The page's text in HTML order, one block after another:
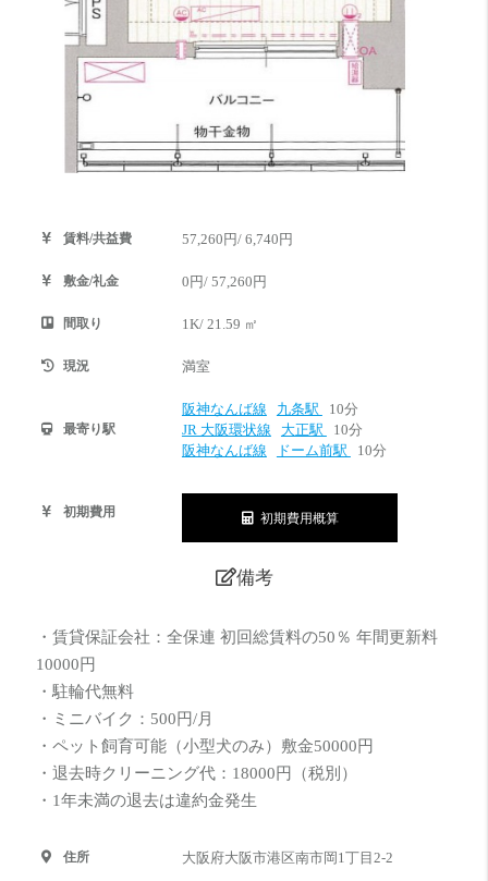
賃料/共益費 57,260円/ 6,740円
敷金/礼金 0円/ 57,260円
間取り 1K/ 21.59 ㎡
現況 満室
最寄り駅
阪神なんば線 九条駅
10分
JR 大阪環状線
大正駅
10分
阪神なんば線
ドーム前駅 10分
初期費用 初期費用概算
備考
・賃貸保証会社：全保連 初回総賃料の50％ 年間更新料
10000円
・駐輪代無料
・ミニバイク：500円/月
・ペット飼育可能（小型犬のみ）敷金50000円
・退去時クリーニング代：18000円（税別）
・1年未満の退去は違約金発生
住所 大阪府大阪市港区南市岡1丁目2-2